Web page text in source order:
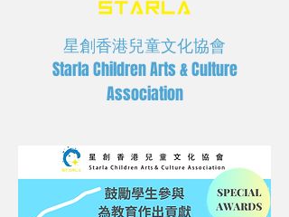
星創香港兒童文化協會
Starla Children Arts & Culture
Association